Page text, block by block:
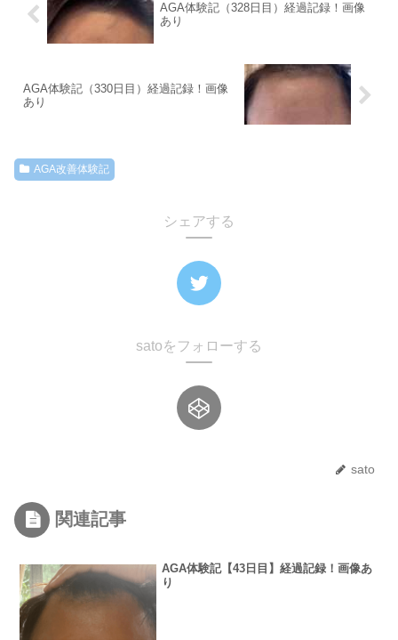
AGA体験記（328日目）経過記録！画像
あり
AGA体験記（330日目）経過記録！画像
あり
AGA改善体験記
シェアする
satoをフォローする
sato
関連記事
AGA体験記【43日目】経過記録！画像あ
り